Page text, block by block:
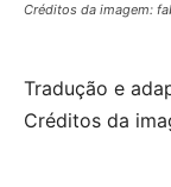
Créditos da imagem:
Tradução e
Créditos da